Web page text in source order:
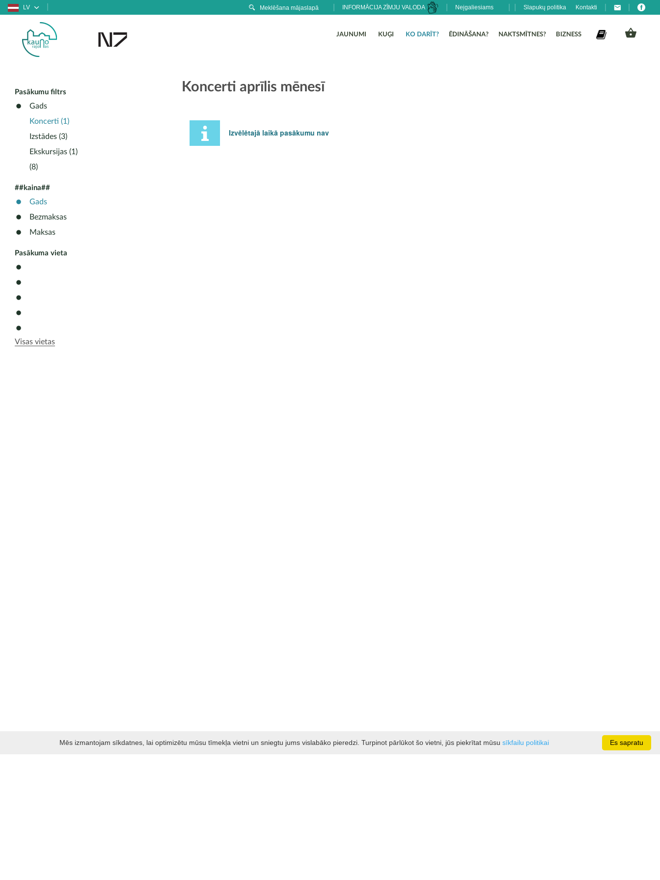
LV Slapukų politika Kontakti
Neįgaliesiams
INFORMĀCIJA ZĪMJU VALODA
JAUNUMI KUĢI KO DARĪT? ĒDINĀŠANA? NAKTSMĪTNES? BIZNESS
Pasākumu filtrs
Gads
Koncerti (1)
Izstādes (3)
Ekskursijas (1)
(8)
##kaina##
Gads
Bezmaksas
Maksas
Pasākuma vieta
Visas vietas
Koncerti aprīlis mēnesī
Izvēlētajā laikā pasākumu nav
Es sapratu
Mēs izmantojam sīkdatnes, lai optimizētu mūsu tīmekļa vietni un sniegtu jums vislabāko pieredzi. Turpinot pārlūkot šo vietni, jūs piekrītat mūsu sīkfailu politikai